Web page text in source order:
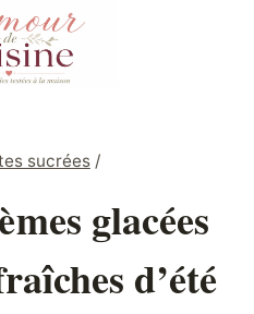
sucrées /
glacées
d’été